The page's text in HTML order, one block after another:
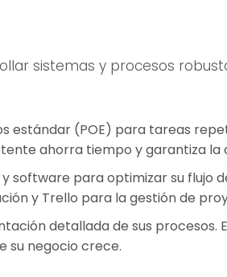
sistemas y procesos
(POE) para tareas
ahorra tiempo y garantiza la
software para optimizar su flujo
y Trello para la gestión de
detallada de sus procesos.
su negocio crece.